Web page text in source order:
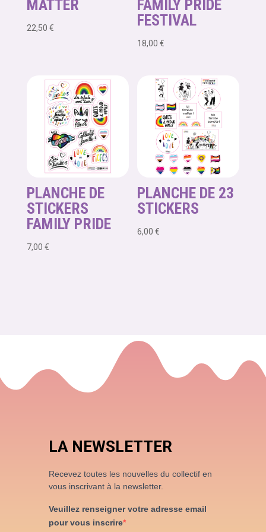
MATTER
22,50 €
FAMILY PRIDE
FESTIVAL
18,00€
PLANCHE DE
STICKERS
FAMILY PRIDE
7,00 €
PLANCHE DE 23
STICKERS
6,00€
LA NEWSLETTER
Recevez toutes les nouvelles du collectif en
vous inscrivant à la newsletter.
Veuillez renseigner votre adresse email
pour vous inscrire